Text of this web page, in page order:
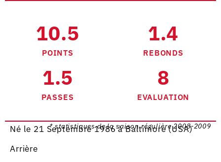
10.5
POINTS
1.4
REBONDS
1.5
PASSES
8
EVALUATION
* statistiques de la saison régulière 2008-2009
Né le 21 Septembre 1986 à Baltimore (USA)
Arrière